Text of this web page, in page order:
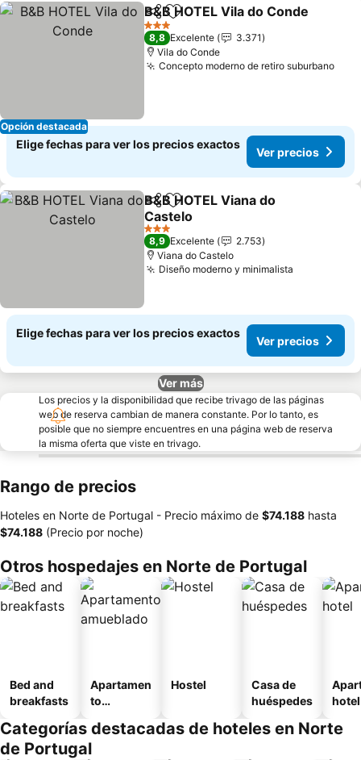
Opción destacada
CompartirAgregar a favoritos
B&B HOTEL Vila do Conde
3 Estrellas
8,8 Excelente
3.371
Vila do Conde
Concepto moderno de retiro suburbano
Elige fechas para ver los precios exactos
Ver precios
CompartirAgregar a favoritos
B&B HOTEL Viana do
Castelo
3 Estrellas
8,9 Excelente
2.753
Viana do Castelo
Diseño moderno y minimalista
Elige fechas para ver los precios exactos
Ver precios
Ver más
Los precios y la disponibilidad que recibe trivago de las páginas
web de reserva cambian de manera constante. Por lo tanto, es
posible que no siempre encuentres en una página web de reserva
la misma oferta que viste en trivago.
Rango de precios
Hoteles en Norte de Portugal - Precio máximo de ‎$74.188 hasta
‎$74.188 (Precio por noche)
Otros hospedajes en Norte de Portugal
Bed and
breakfasts
Apartamen
to
o
Hostel
Casa de
huéspedes
hotel
Categorías destacadas de hoteles en Norte
de Portugal